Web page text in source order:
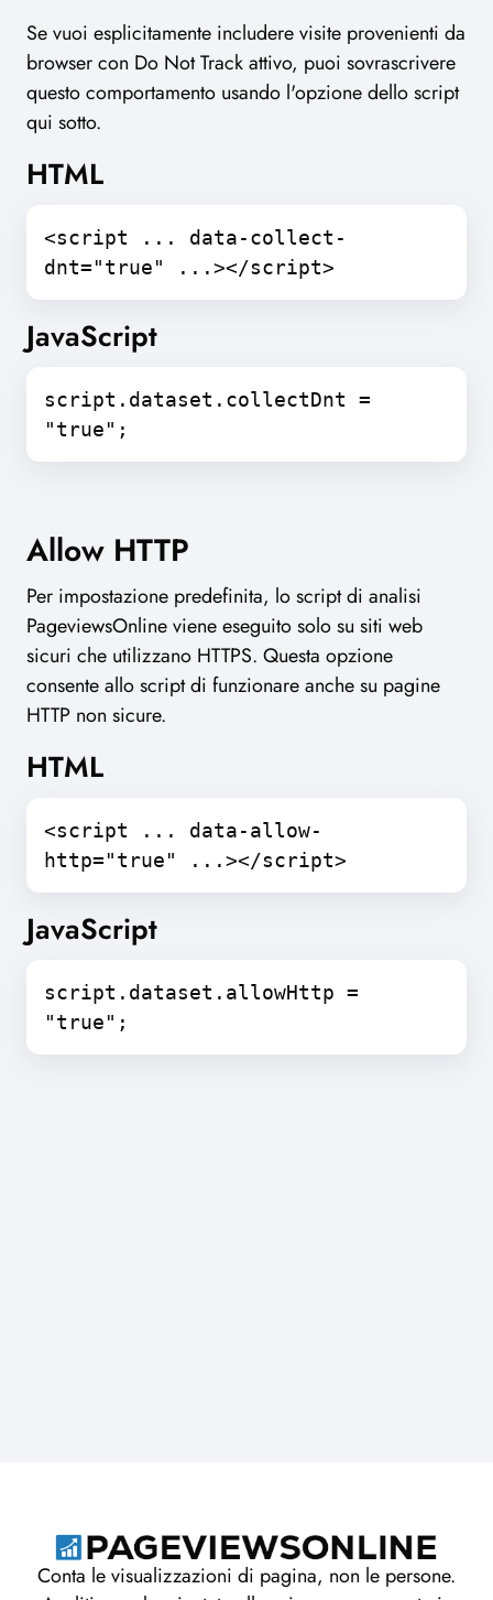
Se vuoi esplicitamente includere visite provenienti da
browser con Do Not Track attivo, puoi sovrascrivere
questo comportamento usando l'opzione dello script
qui sotto.
HTML
<script ... data-collect-
dnt="true" ...></script>
JavaScript
script.dataset.collectDnt =
"true";
Allow HTTP
Per impostazione predefinita, lo script di analisi
PageviewsOnline viene eseguito solo su siti web
sicuri che utilizzano HTTPS. Questa opzione
consente allo script di funzionare anche su pagine
HTTP non sicure.
HTML
<script ... data-allow-
http="true" ...></script>
JavaScript
script.dataset.allowHttp =
"true";
Conta le visualizzazioni di pagina, non le persone.